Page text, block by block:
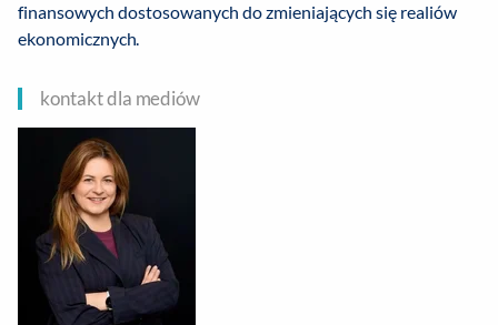
finansowych dostosowanych do zmieniających się realiów
ekonomicznych.
kontakt dla mediów